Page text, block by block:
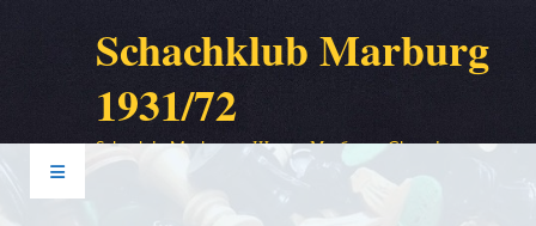
Schachklub Marburg
1931/72
Schach in Marburg – Шахи в Марбург – Chess in